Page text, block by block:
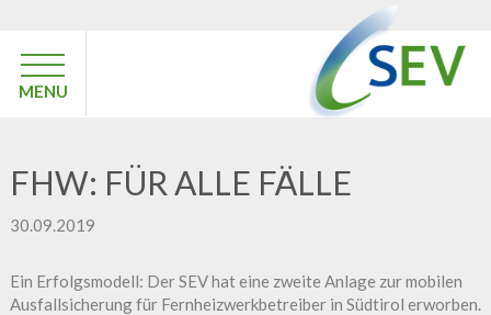
MENU
FHW: FÜR ALLE FÄLLE
30.09.2019
Ein Erfolgsmodell: Der SEV hat eine zweite Anlage zur mobilen
Ausfallsicherung für Fernheizwerkbetreiber in Südtirol erworben.